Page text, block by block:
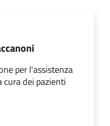
per l'assistenza
cura dei pazienti